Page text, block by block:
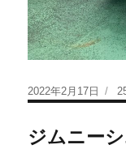
2022年2月17日
ジムニー